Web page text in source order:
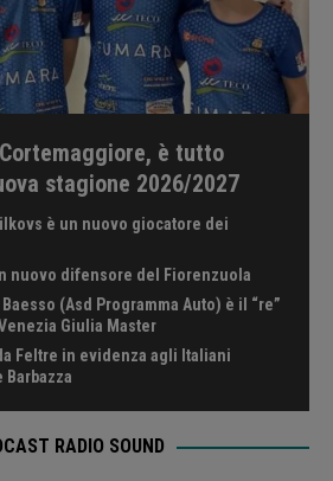
è tutto
stagione 2026/2027
è un nuovo giocatore dei
nuovo difensore del Fiorenzuola
(Asd Programma Auto) è il “re”
Giulia Master
Feltre in evidenza agli Italiani
Barbazza
RADIO SOUND